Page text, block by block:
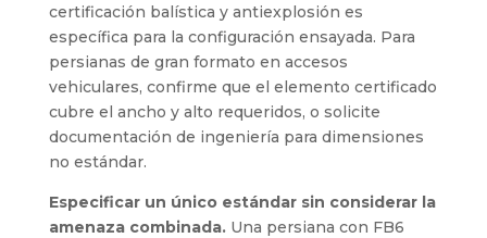
certificación balística y antiexplosión es
específica para la configuración ensayada. Para
persianas de gran formato en accesos
vehiculares, confirme que el elemento certificado
cubre el ancho y alto requeridos, o solicite
documentación de ingeniería para dimensiones
no estándar.
Especificar un único estándar sin considerar la
amenaza combinada.Una persiana con FB6